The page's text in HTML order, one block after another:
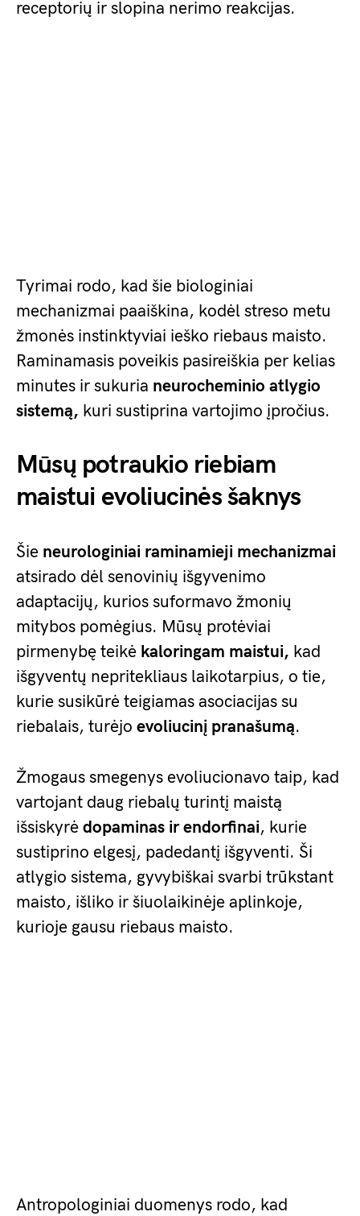
receptorių ir slopina nerimo reakcijas.
Tyrimai rodo, kad šie biologiniai
mechanizmai paaiškina, kodėl streso metu
žmonės instinktyviai ieško riebaus maisto.
Raminamasis poveikis pasireiškia per kelias
minutes ir sukuria neurocheminio atlygio
sistemą, kuri sustiprina vartojimo įpročius.
Mūsų potraukio riebiam
maistui evoliucinės šaknys
Šie neurologiniai raminamieji mechanizmai
atsirado dėl senovinių išgyvenimo
adaptacijų, kurios suformavo žmonių
mitybos pomėgius. Mūsų protėviai
pirmenybę teikė kaloringam maistui, kad
išgyventų nepritekliaus laikotarpius, o tie,
kurie susikūrė teigiamas asociacijas su
riebalais, turėjo evoliucinį pranašumą.
Žmogaus smegenys evoliucionavo taip, kad
vartojant daug riebalų turintį maistą
išsiskyrė dopaminas ir endorfinai, kurie
sustiprino elgesį, padedantį išgyventi. Ši
atlygio sistema, gyvybiškai svarbi trūkstant
maisto, išliko ir šiuolaikinėje aplinkoje,
kurioje gausu riebaus maisto.
Antropologiniai duomenys rodo, kad